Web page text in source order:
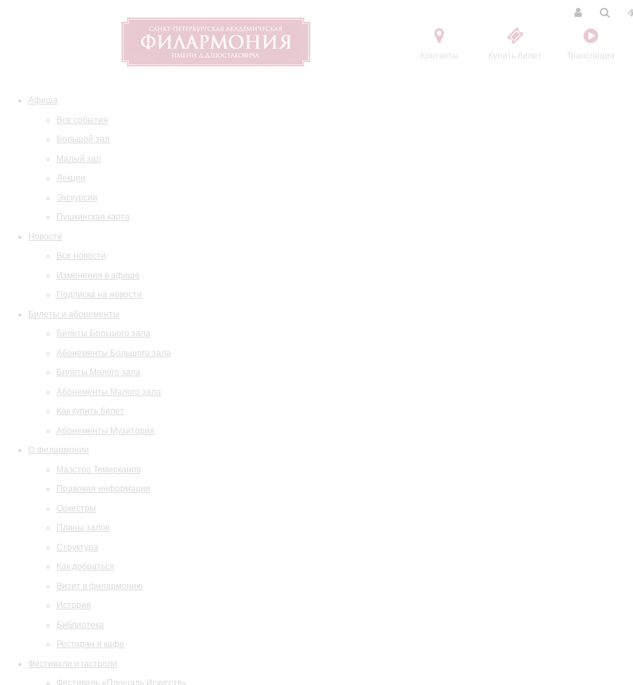
Контакты Купить билет Трансляции
Афиша
Все события
Большой зал
Малый зал
Лекции
Экскурсии
Пушкинская карта
Новости
Все новости
Изменения в афише
Подписка на новости
Билеты и абонементы
Билеты Большого зала
Абонементы Большого зала
Билеты Малого зала
Абонементы Малого зала
Как купить билет
Абонементы Музитория
О филармонии
Маэстро Темирканов
Правовая информация
Оркестры
Планы залов
Структура
Как добраться
Визит в филармонию
История
Библиотека
Ресторан и кафе
Фестивали и гастроли
Фестиваль «Площадь Искусств»